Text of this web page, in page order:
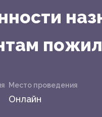
Место проведения
Онлайн